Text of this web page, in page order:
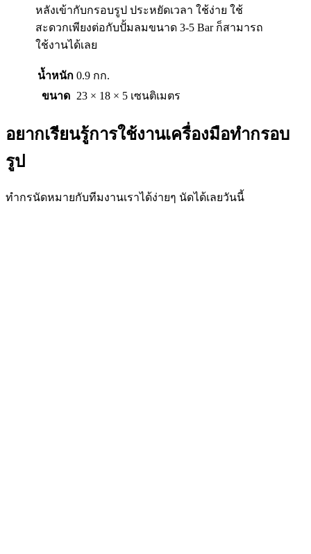
หลังเข้ากับกรอบรูป ประหยัดเวลา ใช้ง่าย ใช้
สะดวกเพียงต่อกับปั้มลมขนาด 3-5 Bar ก็สามารถ
ใช้งานได้เลย
น้ำหนัก 0.9 กก.
ขนาด
23 × 18 × 5 เซนติเมตร
อยากเรียนรู้การใช้งานเครื่องมือทำกรอบ
รูป
ทำกรนัดหมายกับทีมงานเราได้ง่ายๆ นัดได้เลยวันนี้